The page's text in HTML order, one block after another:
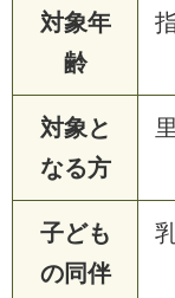
対象年
齢
対象と
なる方
子ども
の同伴